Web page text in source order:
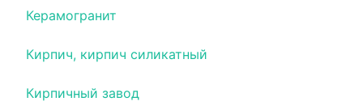
Керамогранит
Кирпич, кирпич силикатный
Кирпичный завод